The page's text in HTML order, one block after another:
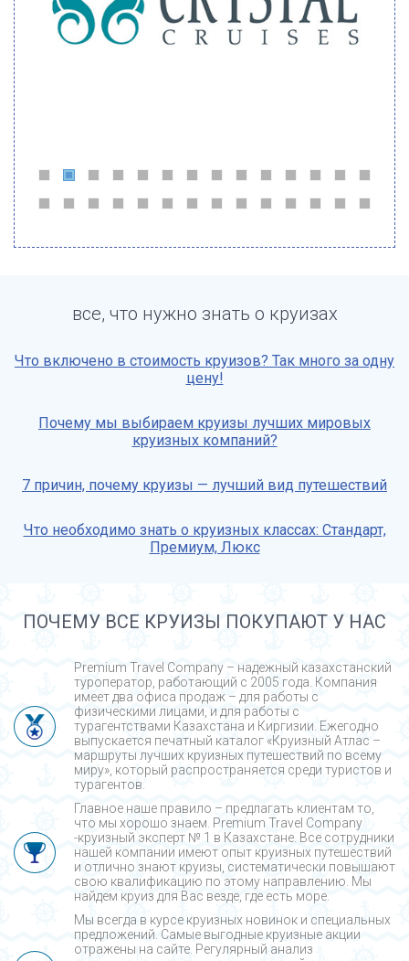
все, что нужно знать о круизах
Что включено в стоимость круизов? Так много за одну
цену!
Почему мы выбираем круизы лучших мировых
круизных компаний?
7 причин, почему круизы — лучший вид путешествий
Что необходимо знать о круизных классах: Стандарт,
Премиум, Люкс
ПОЧЕМУ ВСЕ КРУИЗЫ ПОКУПАЮТ У НАС
Premium Travel Company – надежный казахстанский
туроператор, работающий с 2005 года. Компания
имеет два офиса продаж – для работы с
физическими лицами, и для работы с
турагентствами Казахстана и Киргизии. Ежегодно
выпускается печатный каталог «Круизный Атлас –
маршруты лучших круизных путешествий по всему
миру», который распространяется среди туристов и
турагентов.
Главное наше правило – предлагать клиентам то,
что мы хорошо знаем. Premium Travel Company
-круизный эксперт № 1 в Казахстане. Все сотрудники
нашей компании имеют опыт круизных путешествий
и отлично знают круизы, систематически повышают
свою квалификацию по этому направлению. Мы
найдем круиз для Вас везде, где есть море.
Мы всегда в курсе круизных новинок и специальных
предложений. Самые выгодные круизные акции
отражены на сайте. Регулярный анализ